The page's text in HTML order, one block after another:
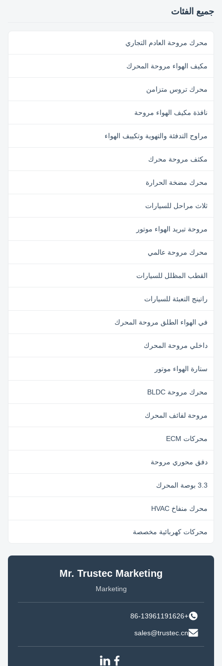
Frequency /Hz Output Power /W
Rated Speed ...
جميع الفئات
محرك مروحة العادم التجاري
مكيف الهواء مروحة المحرك
محرك تروس متزامن
نافذة مكيف الهواء مروحة
مراوح التدفئة والتهوية وتكييف الهواء
مكثف مروحة محرك
محرك مضخة الحرارة
ثلاث مراحل للسيارات
مروحة تبريد الهواء موتور
محرك مروحة عالمي
القطب المظلل للسيارات
راتينج التعبئة للسيارات
في الهواء الطلق مروحة المحرك
داخلي مروحة المحرك
ستارة الهواء موتور
محرك مروحة BLDC
مروحة لفائف المحرك
محركات ECM
دفق محوري مروحة
3.3 بوصة المحرك
محرك منفاخ HVAC
محركات كهربائية مخصصة
Mr. Trustec Marketing
Marketing
+86-13961191626
sales@trustec.cn